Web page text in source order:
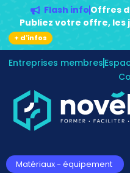
Flash info Offres
Publiez votre offre, les
+ d'infos
Entreprises membres
Matériaux - équipement